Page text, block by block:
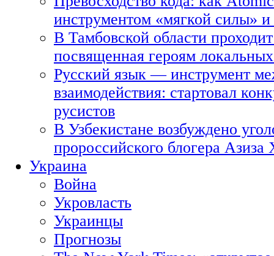
инструментом «мягкой силы» и
В Тамбовской области
посвященная героям
Русский язык — инструмент
взаимодействия: стартовал
русистов
В Узбекистане возбуждено
пророссийского блогера Азиза
Украина
Война
Укровласть
Украинцы
Прогнозы